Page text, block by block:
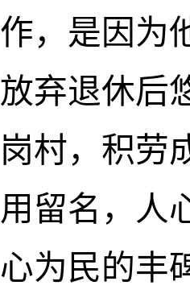
作，是因为
放弃退休后
岗村，积劳
用留名，人
心为民的丰